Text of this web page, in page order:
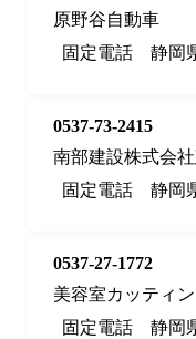
原野谷自動車
固定電話
静岡
0537-73-2415
南部建設株式会
固定電話
静岡
0537-27-1772
美容室カッティ
固定電話
静岡